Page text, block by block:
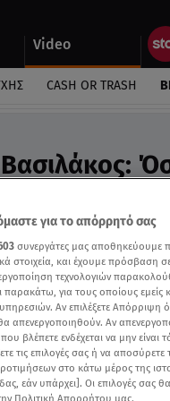
Video
CASH OR TRASH
- Video
καλύτερη γεύση»
για το απόρρητό σας
συνεργάτες μας αποθηκεύουμε
στοιχεία, και έχουμε πρόσβαση
τεχνολογιών
παρακάτω, για τους οποίους
Αν επιλέξετε
απενεργοποιηθούν. Αν
βλέπετε ενδέχεται να μην
τις επιλογές σας ή να
στο κάτω μέρος της
εάν υπάρχει]. Οι επιλογές σας
Πολιτική Απορρήτου μας.